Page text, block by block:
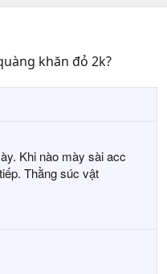
khăn đỏ 2k?
Khi nào mày sài acc
Thằng súc vật